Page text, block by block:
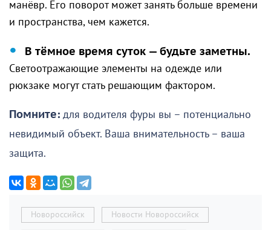
манёвр. Его поворот может занять больше времени
и пространства, чем кажется.
В тёмное время суток — будьте заметны.
Светоотражающие элементы на одежде или
рюкзаке могут стать решающим фактором.
Помните: для водителя фуры вы – потенциально
невидимый объект. Ваша внимательность – ваша
защита.
Новороссийск Новости Новороссийск